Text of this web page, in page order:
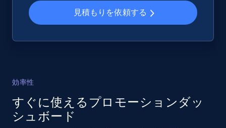
URL, Domain, Country code, Model number,
Sku, Product id, Product name, Manufacturer,
Home Depot US - Gather data on products
見積もりを依頼する
効率性
すぐに使えるプロモーションダッ
シュボード